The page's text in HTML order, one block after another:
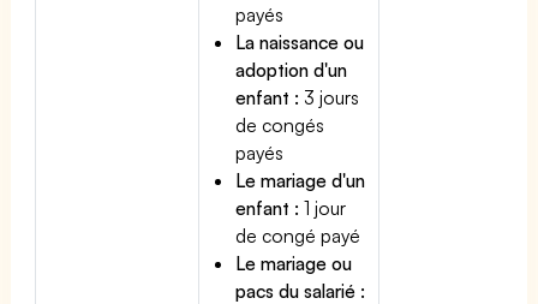
payés
La naissance ou
adoption d'un
enfant : 3 jours
de congés
payés
Le mariage d'un
enfant : 1 jour
de congé payé
Le mariage ou
pacs du salarié :